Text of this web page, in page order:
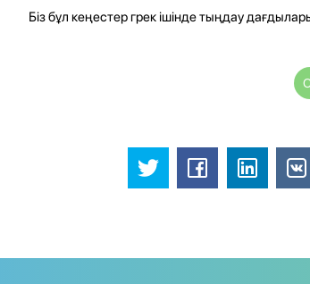
Біз бұл кеңестер грек ішінде тыңдау